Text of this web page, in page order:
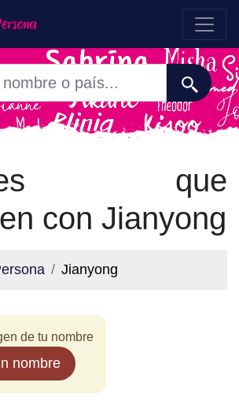
que
con Jianyong
Jianyong
de tu nombre
nombre